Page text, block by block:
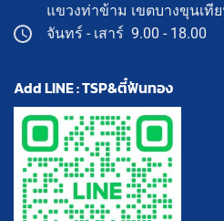
แขวงท่าข้าม เขตบางขุนเที
จันทร์ - เสาร์ 9.00 - 18.00
Add LINE : TSP&ตี๋ฟันทอง